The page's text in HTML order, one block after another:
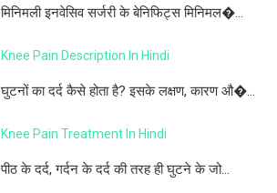
मिनिमली इनवेसिव सर्जरी के बेनिफिट्स मिनिमल�...
Knee Pain Description In Hindi
घुटनों का दर्द कैसे होता है? इसके लक्षण, कारण औ�...
Knee Pain Treatment In Hindi
पीठ के दर्द, गर्दन के दर्द की तरह ही घुटने के जो...